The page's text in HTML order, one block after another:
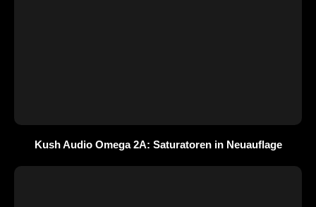
Kush Audio Omega 2A: Saturatoren in Neuauflage